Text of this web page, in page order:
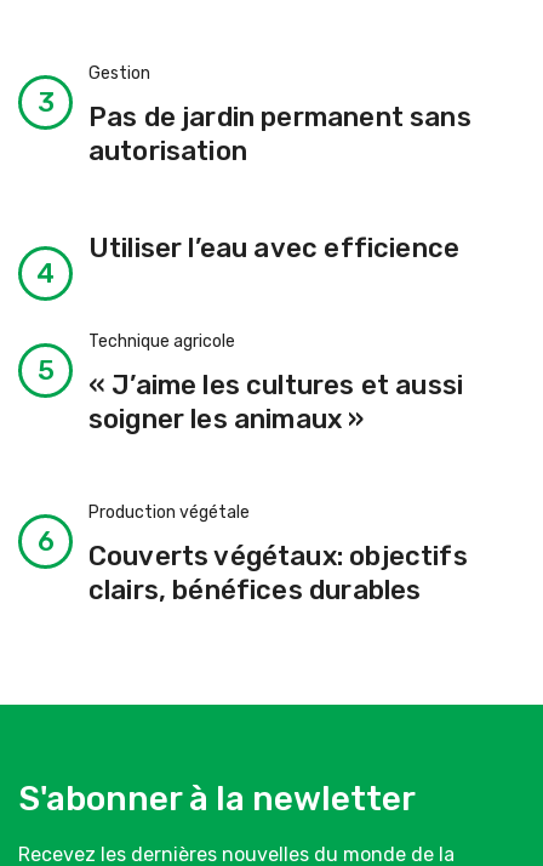
Gestion
Pas de jardin permanent sans
autorisation
Utiliser l’eau avec efficience
Technique agricole
« J’aime les cultures et aussi
soigner les animaux »
Production végétale
Couverts végétaux: objectifs
clairs, bénéfices durables
S'abonner à la newletter
Recevez les dernières nouvelles du monde de la